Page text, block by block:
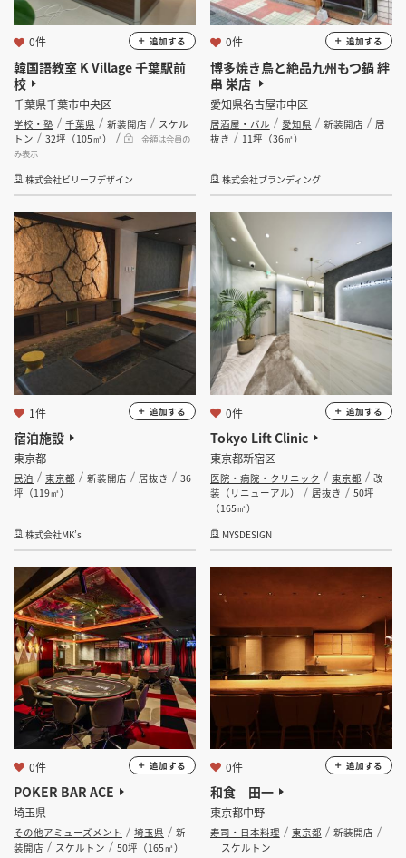
検索する
韓国語教室 K Village 千葉駅前
校
千葉県千葉市中央区
学校・塾 千葉県 新装開店
スケル
トン
32坪（105㎡）
金額は会員の
み表示
株式会社ビリーフデザイン
0件 追加する
博多焼き鳥と絶品九州もつ鍋 絆
串 栄店
愛知県名古屋市中区
居酒屋・バル 愛知県 新装開店
居
抜き
11坪（36㎡）
株式会社ブランディング
0件 追加する
宿泊施設
東京都
民泊 東京都 新装開店 居抜き
36
坪（119㎡）
株式会社MK’s
1件 追加する
Tokyo Lift Clinic
東京都新宿区
医院・病院・クリニック 東京都
改
装（リニューアル）
居抜き
50坪
（165㎡）
MYSDESIGN
0件 追加する
POKER BAR ACE
埼玉県
その他アミューズメント 埼玉県
新
装開店
スケルトン 50坪（165㎡）
0件 追加する
和食 田一
東京都中野
寿司・日本料理 東京都
新装開店
スケルトン
0件 追加する